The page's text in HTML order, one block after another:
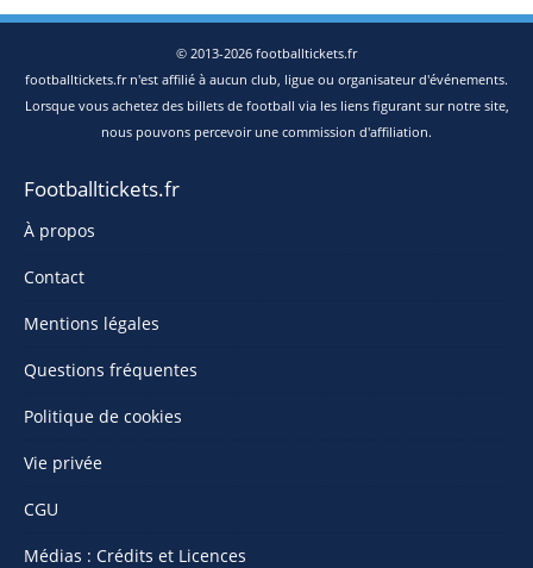
© 2013-2026 footballtickets.fr
footballtickets.fr n'est affilié à aucun club, ligue ou organisateur d'événements.
Lorsque vous achetez des billets de football via les liens figurant sur notre site,
nous pouvons percevoir une commission d'affiliation.
Footballtickets.fr
À propos
Contact
Mentions légales
Questions fréquentes
Politique de cookies
Vie privée
CGU
Médias : Crédits et Licences